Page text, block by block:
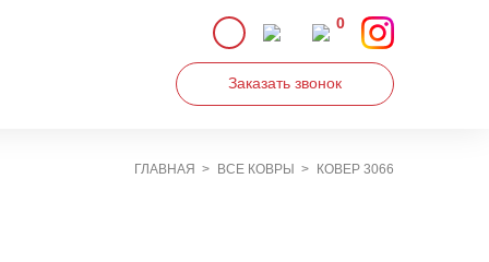
0
Заказать звонок
ГЛАВНАЯ ВСЕ КОВРЫ КОВЕР 3066